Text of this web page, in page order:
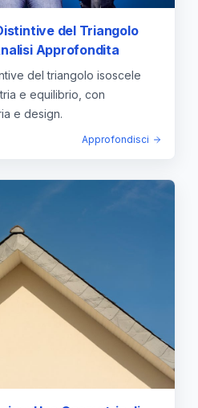
del Triangolo
Approfondita
del triangolo isoscele
e equilibrio, con
e design.
Approfondisci